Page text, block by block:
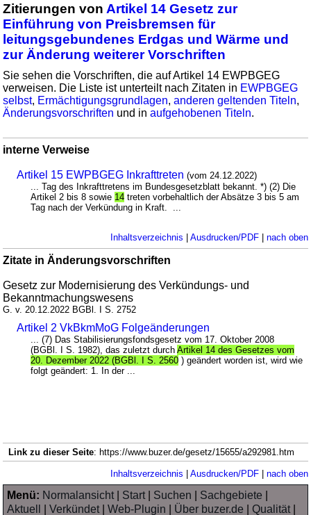
Zitierungen von Artikel 14 Gesetz zur
Einführung von Preisbremsen für
leitungsgebundenes Erdgas und Wärme und
zur Änderung weiterer Vorschriften
Sie sehen die Vorschriften, die auf Artikel 14 EWPBGEG
verweisen. Die Liste ist unterteilt nach Zitaten in EWPBGEG
selbst, Ermächtigungsgrundlagen,anderen geltenden Titeln,
Änderungsvorschriften und inaufgehobenen Titeln.
interne Verweise
Artikel 15 EWPBGEG Inkrafttreten (vom 24.12.2022)
... Tag des Inkrafttretens im Bundesgesetzblatt bekannt. *) (2) Die
Artikel 2 bis 8 sowie 14 treten vorbehaltlich der Absätze 3 bis 5 am
Tag nach der Verkündung in Kraft. ...
Inhaltsverzeichnis | Ausdrucken/PDF| nach oben
Zitate in Änderungsvorschriften
Gesetz zur Modernisierung des Verkündungs- und
Bekanntmachungswesens
G. v. 20.12.2022 BGBl. I S. 2752
Artikel 2 VkBkmMoG Folgeänderungen
... (7) Das Stabilisierungsfondsgesetz vom 17. Oktober 2008
(BGBl. I S. 1982), das zuletzt durchArtikel 14 des Gesetzes vom
20. Dezember 2022 (BGBl. I S. 2560 ) geändert worden ist, wird wie
folgt geändert: 1. In der ...
Link zu dieser Seite: https://www.buzer.de/gesetz/15655/a292981.htm
Inhaltsverzeichnis | Ausdrucken/PDF| nach oben
Menü: Normalansicht| Start| Suchen Sachgebiete
Aktuell
|Verkündet|Web-Plugin Über buzer.de |Qualität|